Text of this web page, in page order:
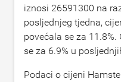
iznosi 26591300 na
posljednjeg tjedna,
povećala se za 11.8%.
se za 6.9% u
Podaci o cijeni